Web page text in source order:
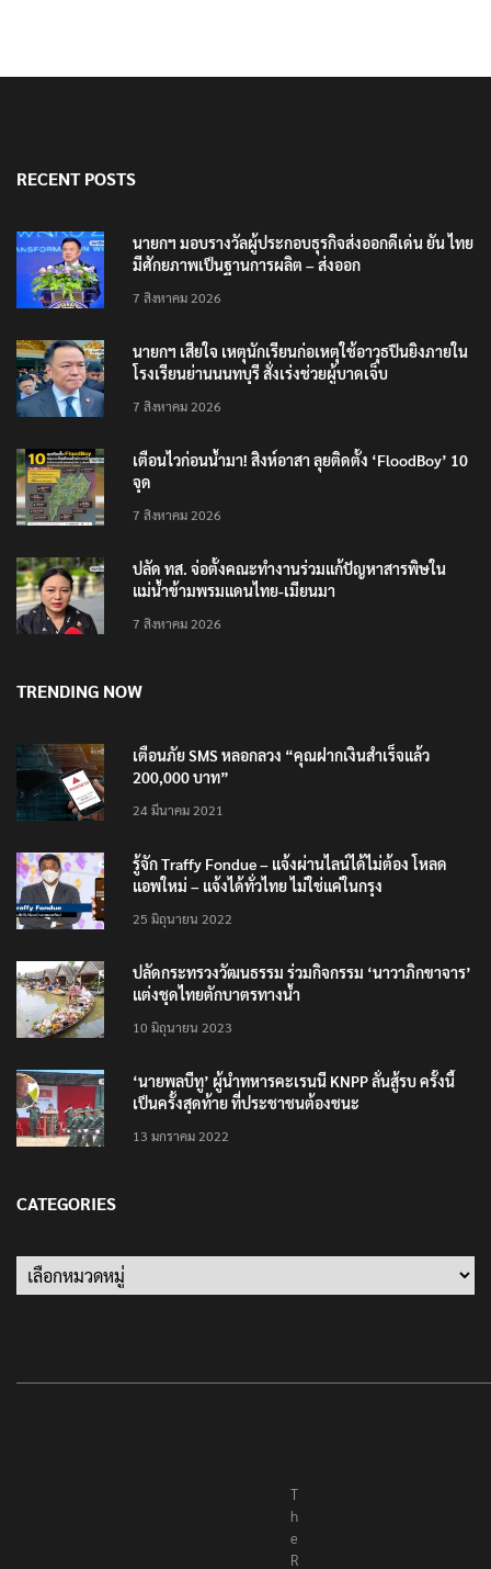
RECENT POSTS
นายกฯ มอบรางวัลผู้ประกอบธุรกิจส่งออกดีเด่น ยัน ไทย
มีศักยภาพเป็นฐานการผลิต – ส่งออก
7 สิงหาคม 2026
นายกฯ เสียใจ เหตุนักเรียนก่อเหตุใช้อาวุธปืนยิงภายใน
โรงเรียนย่านนนทบุรี สั่งเร่งช่วยผู้บาดเจ็บ
7 สิงหาคม 2026
เตือนไวก่อนน้ำมา! สิงห์อาสา ลุยติดตั้ง ‘FloodBoy’ 10
จุด
7 สิงหาคม 2026
ปลัด ทส. จ่อตั้งคณะทำงานร่วมแก้ปัญหาสารพิษใน
แม่น้ำข้ามพรมแดนไทย-เมียนมา
7 สิงหาคม 2026
TRENDING NOW
เตือนภัย SMS หลอกลวง “คุณฝากเงินสำเร็จแล้ว
200,000 บาท”
24 มีนาคม 2021
รู้จัก Traffy Fondue – แจ้งผ่านไลน์ได้ไม่ต้อง โหลด
แอพใหม่ – แจ้งได้ทั่วไทย ไม่ใช่แค่ในกรุง
25 มิถุนายน 2022
ปลัดกระทรวงวัฒนธรรม ร่วมกิจกรรม ‘นาวาภิกขาจาร’
แต่งชุดไทยตักบาตรทางน้ำ
10 มิถุนายน 2023
‘นายพลบีทู’ ผู้นำทหารคะเรนนี KNPP ลั่นสู้รบ ครั้งนี้
เป็นครั้งสุดท้าย ที่ประชาชนต้องชนะ
13 มกราคม 2022
CATEGORIES
Categories
T
h
e
R